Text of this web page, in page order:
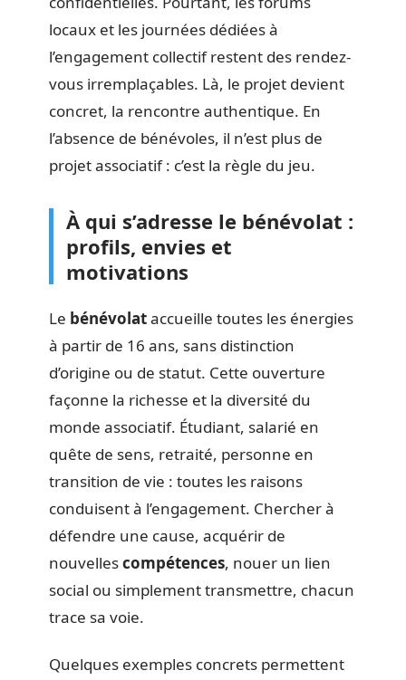
locaux et les journées dédiées à
l’engagement collectif restent des rendez-
vous irremplaçables. Là, le projet devient
concret, la rencontre authentique. En
l’absence de bénévoles, il n’est plus de
projet associatif : c’est la règle du jeu.
À qui s’adresse le bénévolat :
profils, envies et
motivations
Le bénévolataccueille toutes les énergies
à partir de 16 ans, sans distinction
d’origine ou de statut. Cette ouverture
façonne la richesse et la diversité du
monde associatif. Étudiant, salarié en
quête de sens, retraité, personne en
transition de vie : toutes les raisons
conduisent à l’engagement. Chercher à
défendre une cause, acquérir de
nouvellescompétences, nouer un lien
social ou simplement transmettre, chacun
trace sa voie.
Quelques exemples concrets permettent